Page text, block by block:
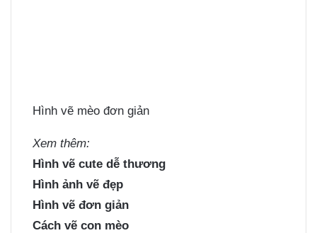
Hình vẽ mèo đơn giản
Xem thêm:
Hình vẽ cute dễ thương
Hình ảnh vẽ đẹp
Hình vẽ đơn giản
Cách vẽ con mèo